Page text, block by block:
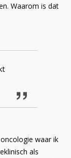
Waarom is dat
waar ik
als